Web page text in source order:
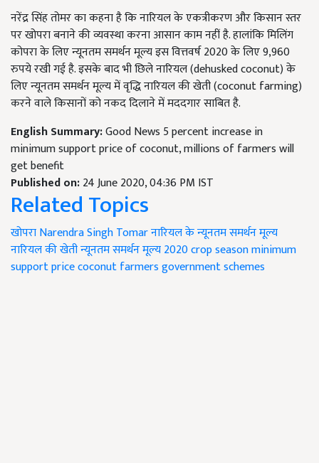
नरेंद्र सिंह तोमर का कहना है कि नारियल के एकत्रीकरण और किसान स्तर
पर खोपरा बनाने की व्यवस्था करना आसान काम नहीं है. हालांकि मिलिंग
कोपरा के लिए न्यूनतम समर्थन मूल्य इस वित्तवर्ष 2020 के लिए 9,960
रुपये रखी गई है. इसके बाद भी छिले नारियल (dehusked coconut) के
लिए न्यूनतम समर्थन मूल्य में वृद्धि नारियल की खेती (coconut farming)
करने वाले किसानों को नकद दिलाने में मददगार साबित है.
English Summary:Good News 5 percent increase in
minimum support price of coconut, millions of farmers will
get benefit
Published on:24 June 2020, 04:36 PM IST
Related Topics
खोपराNarendra Singh Tomarनारियल के न्यूनतम समर्थन मूल्य
नारियल की खेतीन्यूनतम समर्थन मूल्य2020 crop seasonminimum
support pricecoconut farmersgovernment schemes